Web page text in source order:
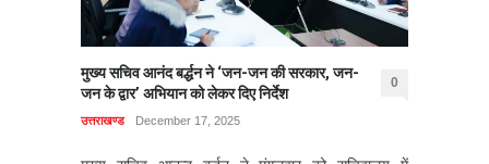
मुख्य सचिव आनंद बर्द्धन ने ‘जन-जन की सरकार, जन-
जन के द्वार’ अभियान को लेकर दिए निर्देश
0
उत्तराखण्ड December 17, 2025